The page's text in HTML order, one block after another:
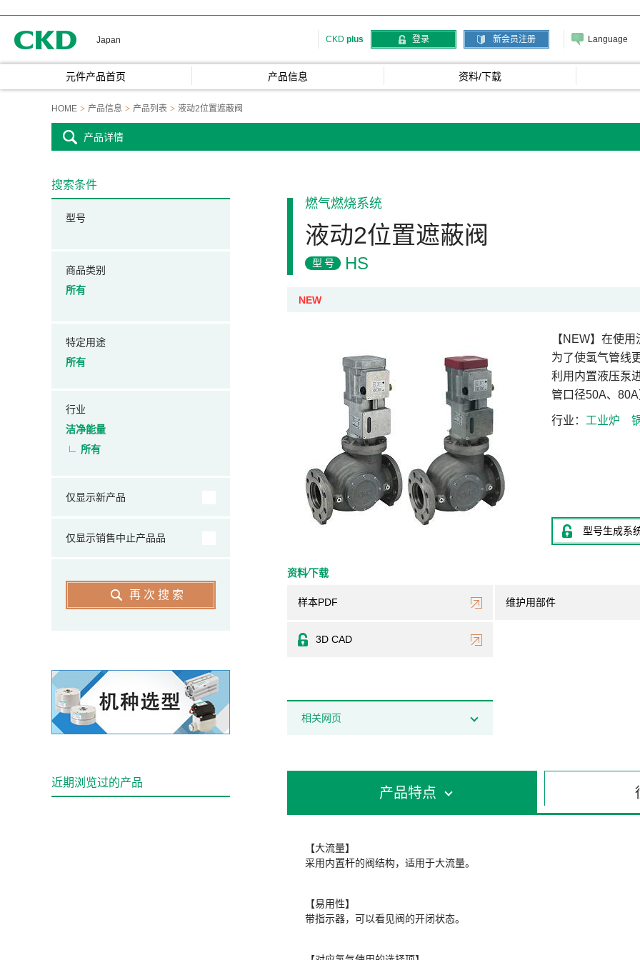
Japan CKD plus 登录 新会员注册 Language
元件产品首页 产品信息 资料/下载
HOME 产品信息 产品列表 液动2位置遮蔽阀
产品详情
燃气燃烧系统
液动2位置遮蔽阀
型号 HS
NEW
【NEW】在使
为了使氢气管线
利用内置液压泵
管口径50A、
行业 工业炉
型号生成系
资料⁄下载
样本PDF 维护用部件
3D CAD
相关网页
产品特点
【大流量】
采用内置杆的阀结构，适用于大流量。
【易用性】
带指示器，可以看见阀的开闭状态。
搜索条件
型号
商品类别
所有
特定用途
所有
行业
洁净能量
所有
仅显示新产品
仅显示销售中止产品品
再次搜索
近期浏览过的产品